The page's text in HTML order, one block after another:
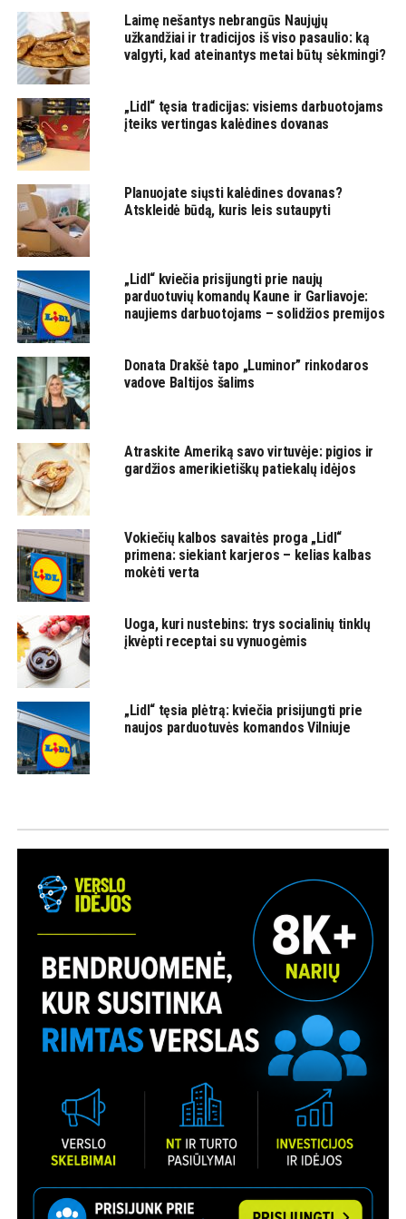
Laimę nešantys nebrangūs Naujųjų
užkandžiai ir tradicijos iš viso pasaulio: ką
valgyti, kad ateinantys metai būtų sėkmingi?
„Lidl“ tęsia tradicijas: visiems darbuotojams
įteiks vertingas kalėdines dovanas
Planuojate siųsti kalėdines dovanas?
Atskleidė būdą, kuris leis sutaupyti
„Lidl“ kviečia prisijungti prie naujų
parduotuvių komandų Kaune ir Garliavoje:
naujiems darbuotojams – solidžios premijos
Donata Drakšė tapo „Luminor” rinkodaros
vadove Baltijos šalims
Atraskite Ameriką savo virtuvėje: pigios ir
gardžios amerikietiškų patiekalų idėjos
Vokiečių kalbos savaitės proga „Lidl“
primena: siekiant karjeros – kelias kalbas
mokėti verta
Uoga, kuri nustebins: trys socialinių tinklų
įkvėpti receptai su vynuogėmis
„Lidl“ tęsia plėtrą: kviečia prisijungti prie
naujos parduotuvės komandos Vilniuje